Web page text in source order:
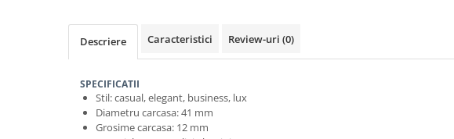
Descriere Caracteristici Review-uri (0)
SPECIFICATII
Stil: casual, elegant, business, lux
Diametru carcasa: 41 mm
Grosime carcasa: 12 mm